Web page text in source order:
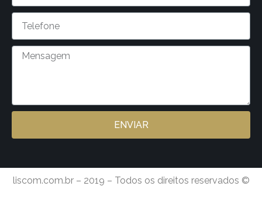
ENVIAR
liscom.com.br – 2019 – Todos os direitos reservados ©